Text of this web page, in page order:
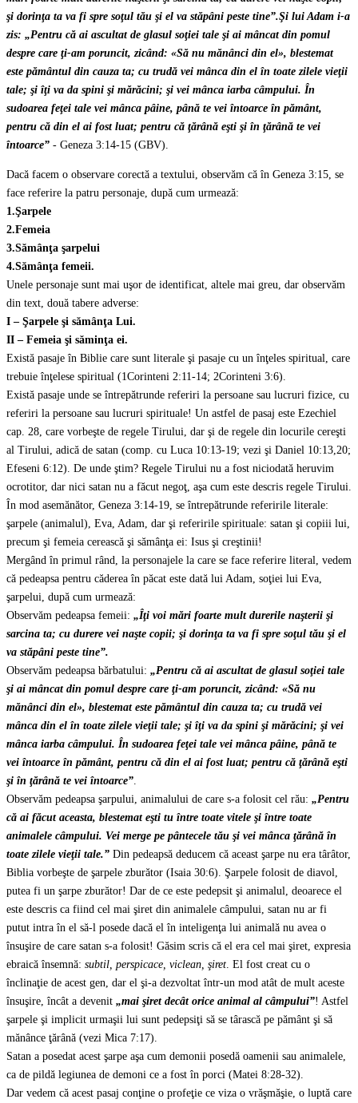
şi dorinţa ta va fi spre soţul tău şi el va stăpâni peste tine”.Şi lui Adam i-a
zis: „Pentru că ai ascultat de glasul soţiei tale şi ai mâncat din pomul
despre care ţi-am poruncit, zicând: «Să nu mănânci din el», blestemat
este pământul din cauza ta; cu trudă vei mânca din el în toate zilele vieţii
tale; şi îţi va da spini şi mărăcini; şi vei mânca iarba câmpului. În
sudoarea feţei tale vei mânca pâine, până te vei întoarce în pământ,
pentru că din el ai fost luat; pentru că ţărână eşti şi în ţărână te vei
întoarce” - Geneza 3:14-15 (GBV).
Dacă facem o observare corectă a textului, observăm că în Geneza 3:15, se
face referire la patru personaje, după cum urmează:
1.Şarpele
2.Femeia
3.Sămânţa şarpelui
4.Sămânţa femeii.
Unele personaje sunt mai uşor de identificat, altele mai greu, dar observăm
din text, două tabere adverse:
I – Şarpele şi sămânţa Lui.
II – Femeia şi săminţa ei.
Există pasaje în Biblie care sunt literale şi pasaje cu un înţeles spiritual, care
trebuie înţelese spiritual (1Corinteni 2:11-14; 2Corinteni 3:6).
Există pasaje unde se întrepătrunde referiri la persoane sau lucruri fizice, cu
referiri la persoane sau lucruri spirituale! Un astfel de pasaj este Ezechiel
cap. 28, care vorbeşte de regele Tirului, dar şi de regele din locurile cereşti
al Tirului, adică de satan (comp. cu Luca 10:13-19; vezi şi Daniel 10:13,20;
Efeseni 6:12). De unde ştim? Regele Tirului nu a fost niciodată heruvim
ocrotitor, dar nici satan nu a făcut negoţ, aşa cum este descris regele Tirului.
În mod asemănător, Geneza 3:14-19, se întrepătrunde referirile literale:
şarpele (animalul), Eva, Adam, dar şi referirile spirituale: satan şi copiii lui,
precum şi femeia cerească şi sămânţa ei: Isus şi creştinii!
Mergând în primul rând, la personajele la care se face referire literal, vedem
că pedeapsa pentru căderea în păcat este dată lui Adam, soţiei lui Eva,
şarpelui, după cum urmează:
Observăm pedeapsa femeii: „Îţi voi mări foarte mult durerile naşterii şi
sarcina ta; cu durere vei naşte copii; şi dorinţa ta va fi spre soţul tău şi el
va stăpâni peste tine”.
Observăm pedeapsa bărbatului: „Pentru că ai ascultat de glasul soţiei tale
şi ai mâncat din pomul despre care ţi-am poruncit, zicând: «Să nu
mănânci din el», blestemat este pământul din cauza ta; cu trudă vei
mânca din el în toate zilele vieţii tale; şi îţi va da spini şi mărăcini; şi vei
mânca iarba câmpului. În sudoarea feţei tale vei mânca pâine, până te
vei întoarce în pământ, pentru că din el ai fost luat; pentru că ţărână eşti
şi în ţărână te vei întoarce”
Observăm pedeapsa şarpului, animalului de care s-a folosit cel rău: „Pentru
că ai făcut aceasta, blestemat eşti tu între toate vitele şi între toate
animalele câmpului. Vei merge pe pântecele tău şi vei mânca ţărână în
toate zilele vieţii tale.” Din pedeapsă deducem că aceast şarpe nu era târâtor,
Biblia vorbeşte de şarpele zburător (Isaia 30:6). Şarpele folosit de diavol,
putea fi un şarpe zburător! Dar de ce este pedepsit şi animalul, deoarece el
este descris ca fiind cel mai şiret din animalele câmpului, satan nu ar fi
putut intra în el să-l posede dacă el în inteligenţa lui animală nu avea o
însuşire de care satan s-a folosit! Găsim scris că el era cel mai şiret, expresia
ebraică însemnă: subtil, perspicace, viclean, şiret . El fost creat cu o
înclinaţie de acest gen, dar el şi-a dezvoltat într-un mod atât de mult aceste
însuşire, încât a devenit „mai şiret decât orice animal al câmpului”! Astfel
şarpele şi implicit urmaşii lui sunt pedepsiţi să se târască pe pământ şi să
mănânce ţărână (vezi Mica 7:17).
Satan a posedat acest şarpe aşa cum demonii posedă oamenii sau animalele,
ca de pildă legiunea de demoni ce a fost în porci (Matei 8:28-32).
Dar vedem că acest pasaj conţine o profeţie ce viza o vrăşmăşie, o luptă care